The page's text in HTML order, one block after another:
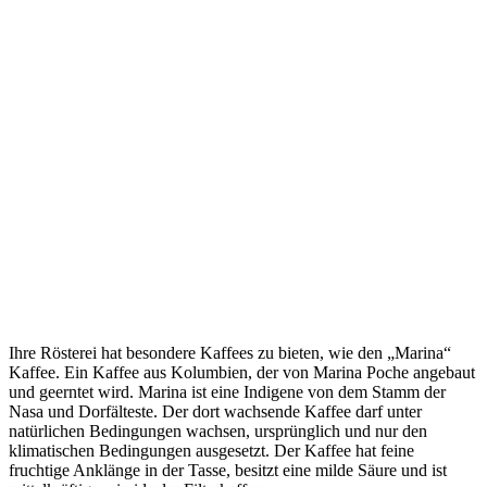
Ihre Rösterei hat besondere Kaffees zu bieten, wie den „Marina“
Kaffee. Ein Kaffee aus Kolumbien, der von Marina Poche angebaut
und geerntet wird. Marina ist eine Indigene von dem Stamm der
Nasa und Dorfälteste. Der dort wachsende Kaffee darf unter
natürlichen Bedingungen wachsen, ursprünglich und nur den
klimatischen Bedingungen ausgesetzt. Der Kaffee hat feine
fruchtige Anklänge in der Tasse, besitzt eine milde Säure und ist